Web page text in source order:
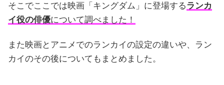
そこでここでは映画「キングダム」に登場するランカ
イ役の俳優について調べました！
また映画とアニメでのランカイの設定の違いや、ラン
カイのその後についてもまとめました。